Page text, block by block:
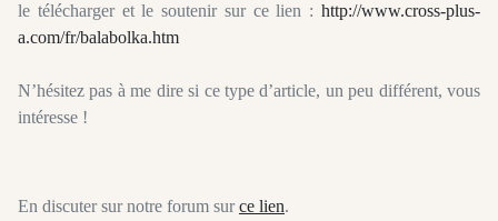
le télécharger et le soutenir sur ce lien : http://www.cross-plus-
a.com/fr/balabolka.htm
N’hésitez pas à me dire si ce type d’article, un peu différent, vous
intéresse !
En discuter sur notre forum surce lien.